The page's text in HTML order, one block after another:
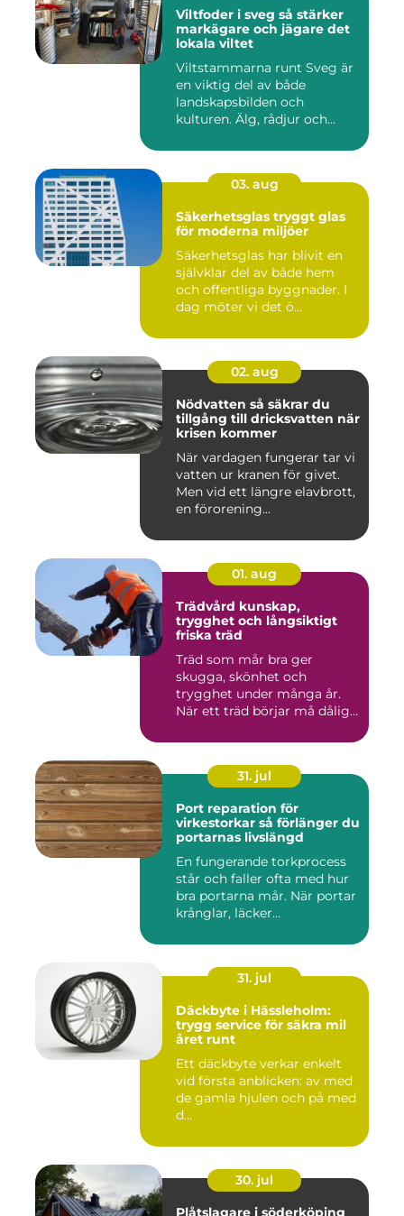
Viltfoder i sveg så stärker
markägare och jägare det
lokala viltet
Viltstammarna runt Sveg är
en viktig del av både
landskapsbilden och
kulturen. Älg, rådjur och
03. aug
Säkerhetsglas tryggt glas
för moderna miljöer
Säkerhetsglas har blivit en
självklar del av både hem
och offentliga byggnader. I
dag möter vi det ö...
02. aug
Nödvatten så säkrar du
tillgång till dricksvatten när
krisen kommer
När vardagen fungerar tar vi
vatten ur kranen för givet.
Men vid ett längre elavbrott,
en förorening...
01. aug
Trädvård kunskap,
trygghet och långsiktigt
friska träd
Träd som mår bra ger
skugga, skönhet och
trygghet under många år.
När ett träd börjar må dåligt
31. jul
Port reparation för
virkestorkar så förlänger du
portarnas livslängd
En fungerande torkprocess
står och faller ofta med hur
bra portarna mår. När portar
krånglar, läcker...
31. jul
Däckbyte i Hässleholm:
trygg service för säkra mil
året runt
Ett däckbyte verkar enkelt
vid första anblicken: av med
de gamla hjulen och på med
d...
30. jul
Plåtslagare i söderköping